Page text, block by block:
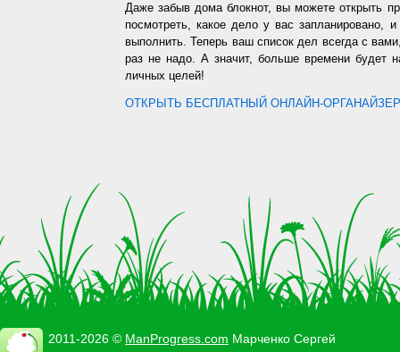
Даже забыв дома блокнот, вы можете открыть
посмотреть, какое дело у вас запланировано,
выполнить. Теперь ваш список дел всегда с
раз не надо. А значит, больше времени будет
личных целей!
ОТКРЫТЬ БЕСПЛАТНЫЙ ОНЛАЙН-
2011-2026 © ManProgress.com Марченко Сергей